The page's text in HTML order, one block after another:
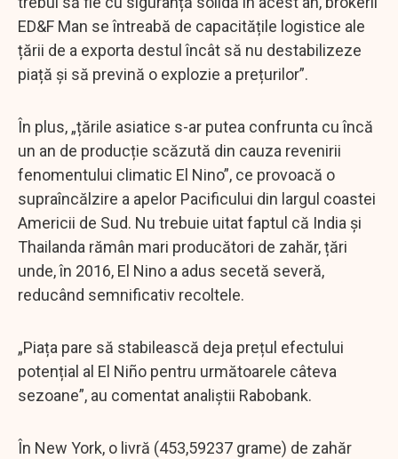
ED&F Man se întreabă de capacitățile logistice ale
țării de a exporta destul încât să nu destabilizeze
piață și să prevină o explozie a prețurilor”.
În plus, „țările asiatice s-ar putea confrunta cu încă
un an de producție scăzută din cauza revenirii
fenomentului climatic El Nino”, ce provoacă o
supraîncălzire a apelor Pacificului din largul coastei
Americii de Sud. Nu trebuie uitat faptul că India și
Thailanda rămân mari producători de zahăr, țări
unde, în 2016, El Nino a adus secetă severă,
reducând semnificativ recoltele.
„Piața pare să stabilească deja prețul efectului
potențial al El Niño pentru următoarele câteva
sezoane”, au comentat analiștii Rabobank.
În New York, o livră (453,59237 grame) de zahăr